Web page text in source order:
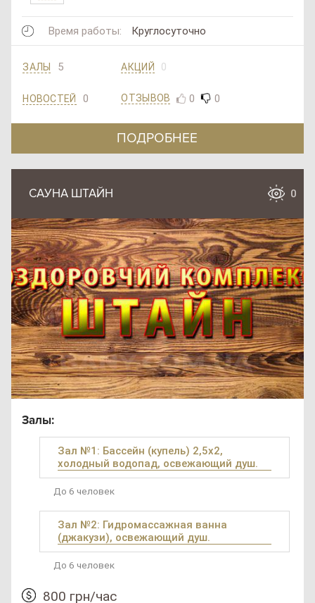
Время работы: Круглосуточно
ЗАЛЫ 5 АКЦИЙ 0
НОВОСТЕЙ 0 ОТЗЫВОВ 0 0
ПОДРОБНЕЕ
САУНА ШТАЙН 0
Залы:
Зал №1: Бассейн (купель) 2,5х2,
холодный водопад, освежающий душ.
До 6 человек
Зал №2: Гидромассажная ванна
(джакузи), освежающий душ.
До 6 человек
800 грн/час